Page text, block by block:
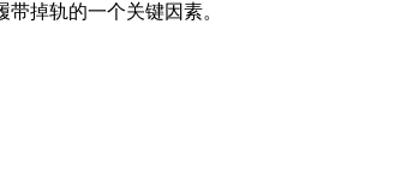
掉轨的一个关键因素。